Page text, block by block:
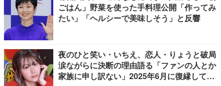
ごはん」野菜を使った手料理公開「作ってみ
たい」「ヘルシーで美味しそう」と反響
夜のひと笑い・いちえ、恋人・りょうと破局
涙ながらに決断の理由語る「ファンの人とか
家族に申し訳ない」2025年6月に復縁してい